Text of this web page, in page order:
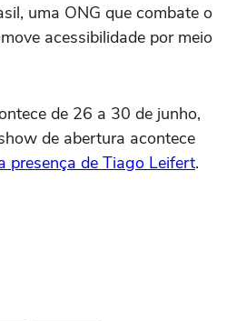
uma ONG que combate o
acessibilidade por meio
de 26 a 30 de junho,
de abertura acontece
presença de Tiago Leifert.